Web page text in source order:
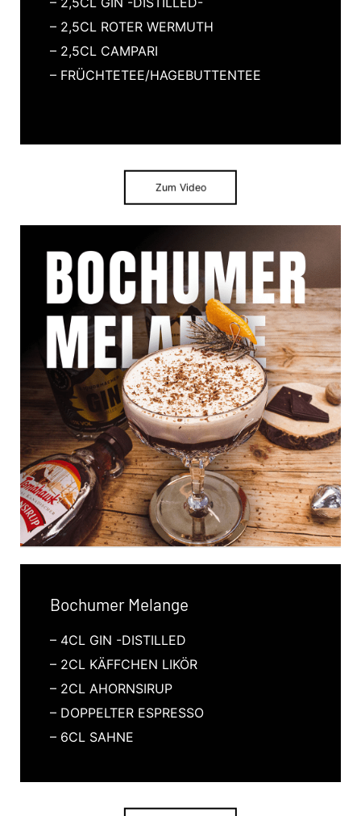
– 2,5CL ROTER WERMUTH
– 2,5CL CAMPARI
– FRÜCHTETEE/HAGEBUTTENTEE
Zum Video
Bochumer Melange
– 4CL GIN -DISTILLED
– 2CL KÄFFCHEN LIKÖR
– 2CL AHORNSIRUP
– DOPPELTER ESPRESSO
– 6CL SAHNE